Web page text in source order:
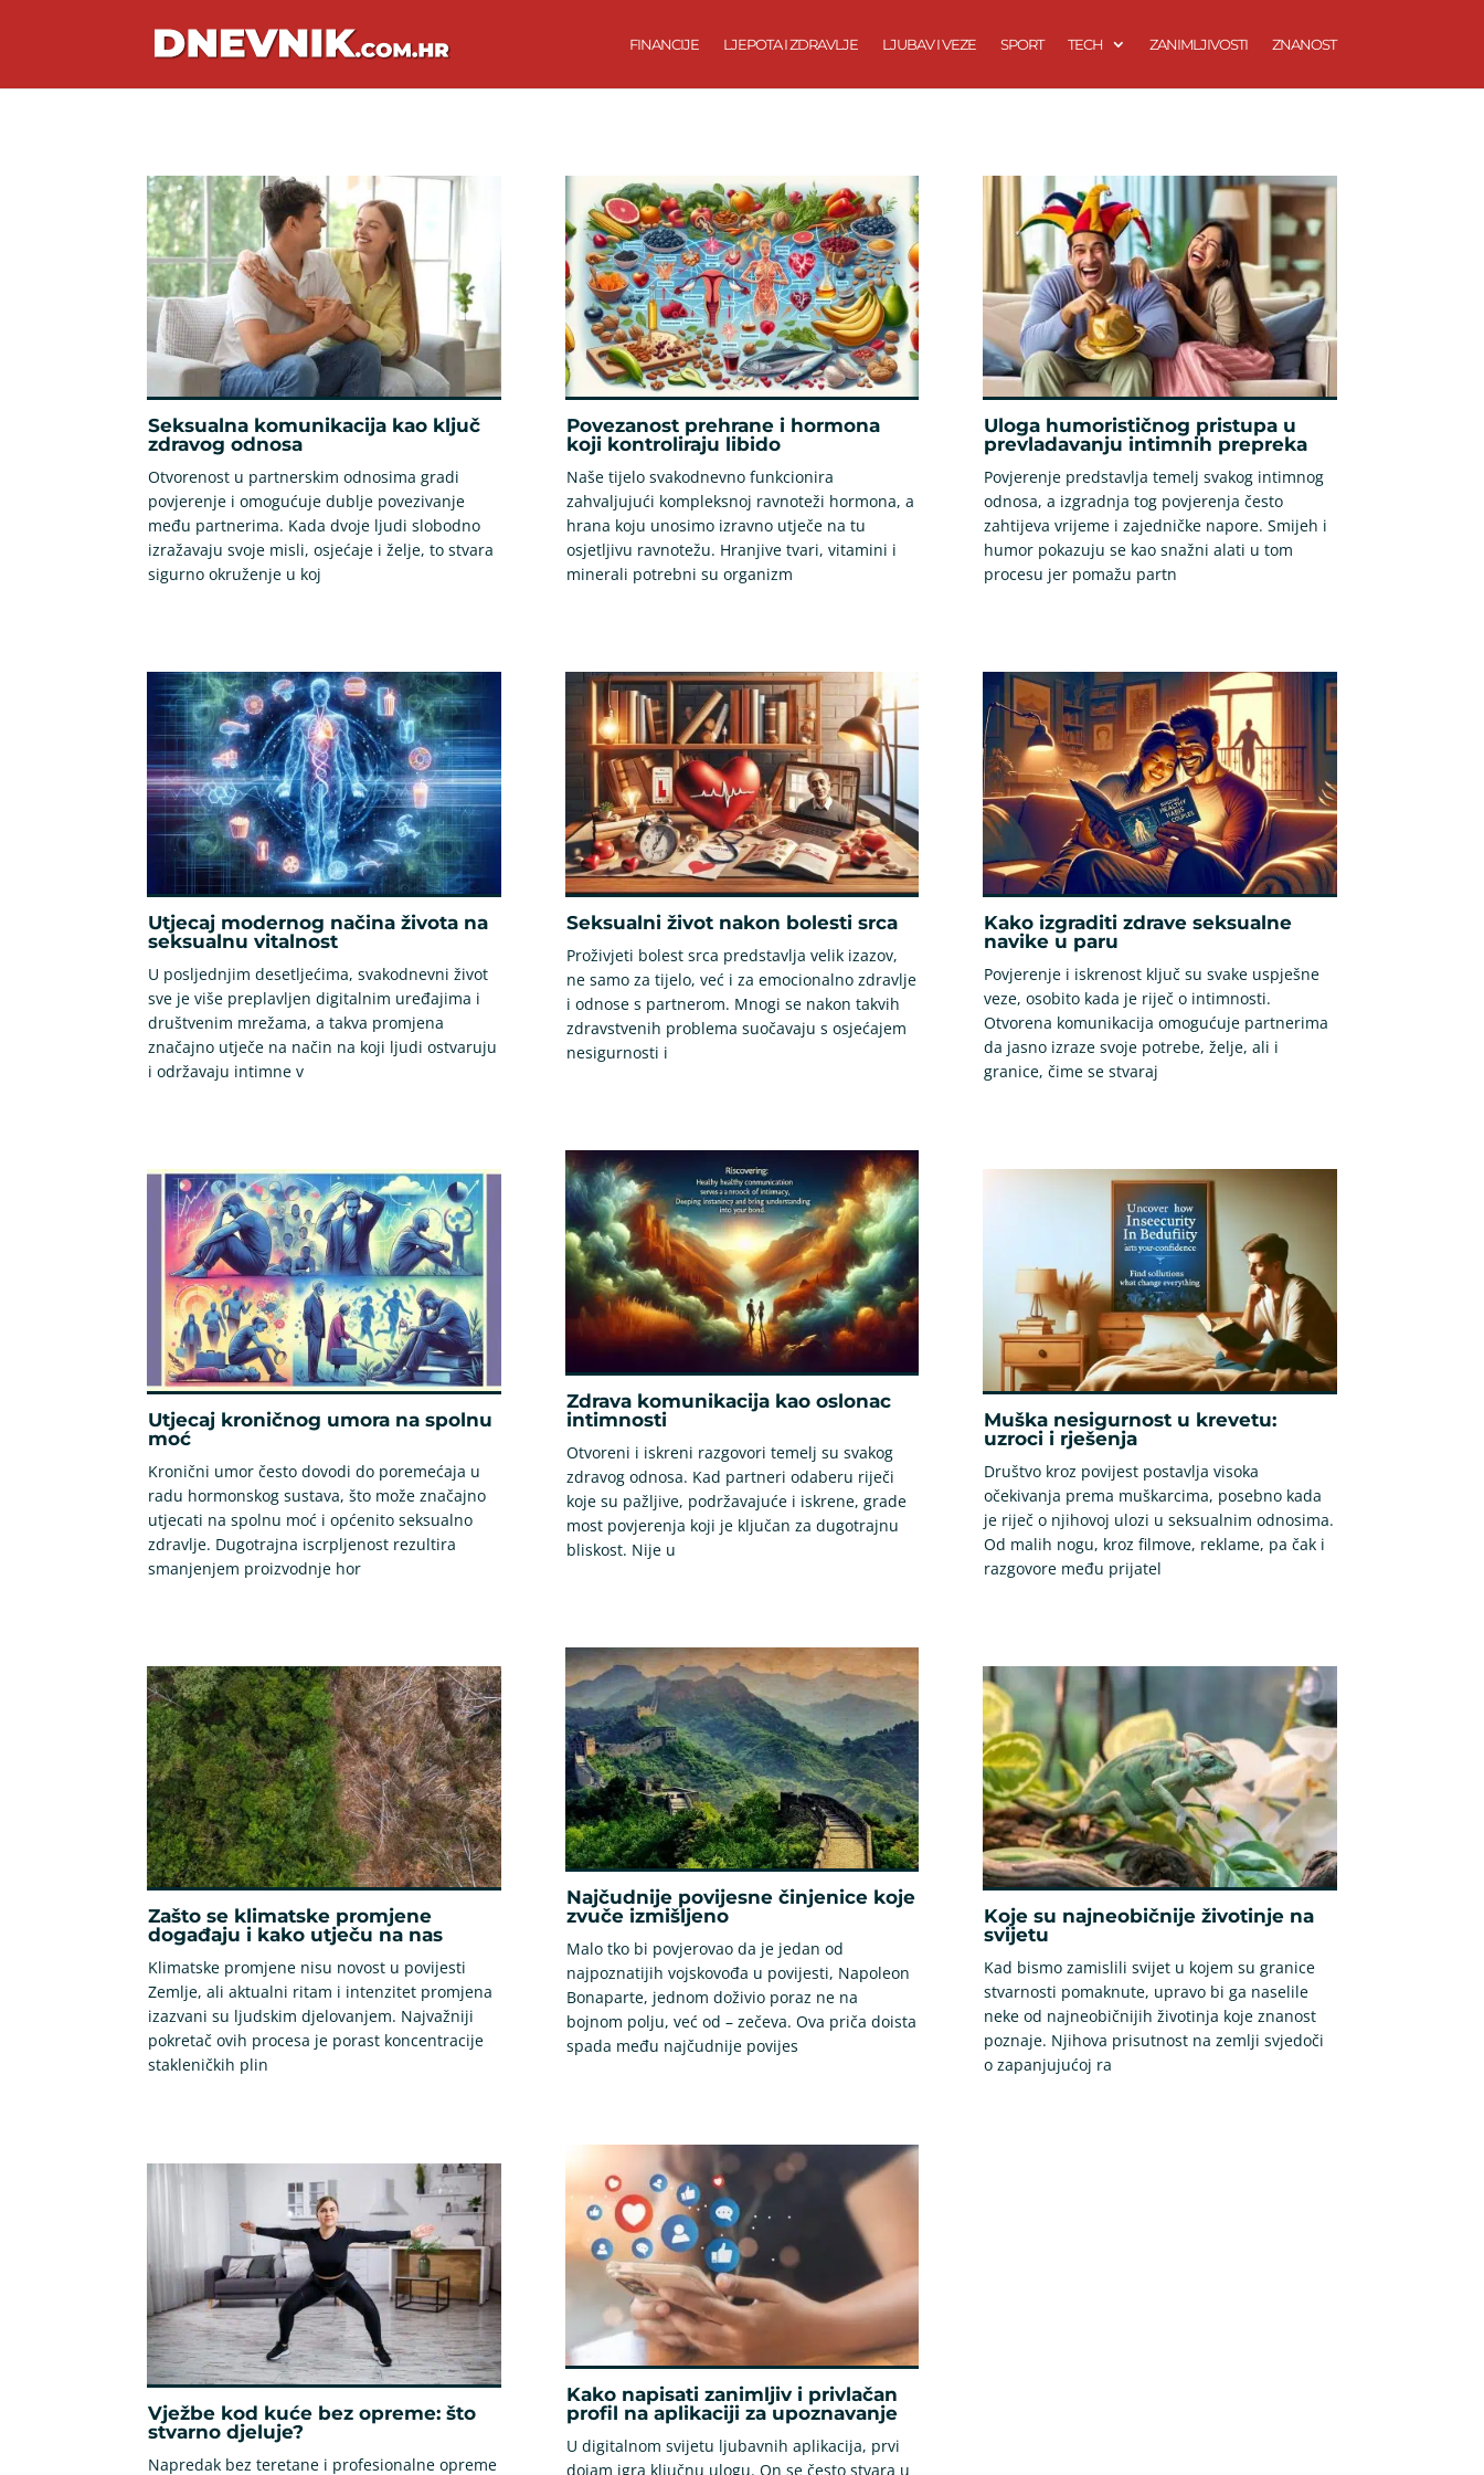
FINANCIJE LJEPOTA I ZDRAVLJE LJUBAV I VEZE SPORT TECH ZANIMLJIVOSTI ZNANOST
Seksualna komunikacija kao ključ
zdravog odnosa
Otvorenost u partnerskim odnosima gradi
povjerenje i omogućuje dublje povezivanje
među partnerima. Kada dvoje ljudi slobodno
izražavaju svoje misli, osjećaje i želje, to stvara
sigurno okruženje u koj
Utjecaj modernog načina života na
seksualnu vitalnost
U posljednjim desetljećima, svakodnevni život
sve je više preplavljen digitalnim uređajima i
društvenim mrežama, a takva promjena
značajno utječe na način na koji ljudi ostvaruju
i održavaju intimne v
Utjecaj kroničnog umora na spolnu
moć
Kronični umor često dovodi do poremećaja u
radu hormonskog sustava, što može značajno
utjecati na spolnu moć i općenito seksualno
zdravlje. Dugotrajna iscrpljenost rezultira
smanjenjem proizvodnje hor
Zašto se klimatske promjene
događaju i kako utječu na nas
Klimatske promjene nisu novost u povijesti
Zemlje, ali aktualni ritam i intenzitet promjena
izazvani su ljudskim djelovanjem. Najvažniji
pokretač ovih procesa je porast koncentracije
stakleničkih plin
Vježbe kod kuće bez opreme: što
stvarno djeluje?
Napredak bez teretane i profesionalne opreme
Povezanost prehrane i hormona
koji kontroliraju libido
Naše tijelo svakodnevno funkcionira
zahvaljujući kompleksnoj ravnoteži hormona, a
hrana koju unosimo izravno utječe na tu
osjetljivu ravnotežu. Hranjive tvari, vitamini i
minerali potrebni su organizm
Seksualni život nakon bolesti srca
Proživjeti bolest srca predstavlja velik izazov,
ne samo za tijelo, već i za emocionalno zdravlje
i odnose s partnerom. Mnogi se nakon takvih
zdravstvenih problema suočavaju s osjećajem
nesigurnosti i
Zdrava komunikacija kao oslonac
intimnosti
Otvoreni i iskreni razgovori temelj su svakog
zdravog odnosa. Kad partneri odaberu riječi
koje su pažljive, podržavajuće i iskrene, grade
most povjerenja koji je ključan za dugotrajnu
bliskost. Nije u
Najčudnije povijesne činjenice koje
zvuče izmišljeno
Malo tko bi povjerovao da je jedan od
najpoznatijih vojskovođa u povijesti, Napoleon
Bonaparte, jednom doživio poraz ne na
bojnom polju, već od – zečeva. Ova priča doista
spada među najčudnije povijes
Kako napisati zanimljiv i privlačan
profil na aplikaciji za upoznavanje
U digitalnom svijetu ljubavnih aplikacija, prvi
dojam igra ključnu ulogu. On se često stvara u
Uloga humorističnog pristupa u
prevladavanju intimnih prepreka
Povjerenje predstavlja temelj svakog intimnog
odnosa, a izgradnja tog povjerenja često
zahtijeva vrijeme i zajedničke napore. Smijeh i
humor pokazuju se kao snažni alati u tom
procesu jer pomažu partn
Kako izgraditi zdrave seksualne
navike u paru
Povjerenje i iskrenost ključ su svake uspješne
veze, osobito kada je riječ o intimnosti.
Otvorena komunikacija omogućuje partnerima
da jasno izraze svoje potrebe, želje, ali i
granice, čime se stvaraj
Muška nesigurnost u krevetu:
uzroci i rješenja
Društvo kroz povijest postavlja visoka
očekivanja prema muškarcima, posebno kada
je riječ o njihovoj ulozi u seksualnim odnosima.
Od malih nogu, kroz filmove, reklame, pa čak i
razgovore među prijatel
Koje su najneobičnije životinje na
svijetu
Kad bismo zamislili svijet u kojem su granice
stvarnosti pomaknute, upravo bi ga naselile
neke od najneobičnijih životinja koje znanost
poznaje. Njihova prisutnost na zemlji svjedoči
o zapanjujućoj ra